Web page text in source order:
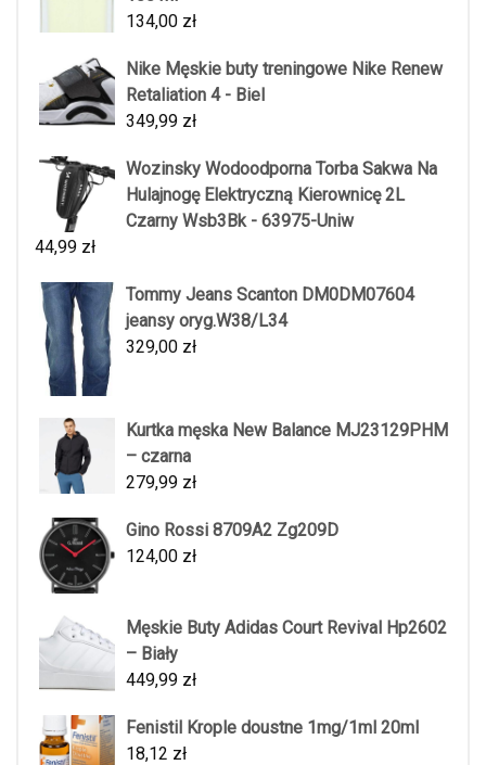
134,00 zł
Nike Męskie buty treningowe Nike Renew
Retaliation 4 - Biel
349,99 zł
Wozinsky Wodoodporna Torba Sakwa Na
Hulajnogę Elektryczną Kierownicę 2L
Czarny Wsb3Bk - 63975-Uniw
44,99 zł
Tommy Jeans Scanton DM0DM07604
jeansy oryg.W38/L34
329,00 zł
Kurtka męska New Balance MJ23129PHM
– czarna
279,99 zł
Gino Rossi 8709A2 Zg209D
124,00 zł
Męskie Buty Adidas Court Revival Hp2602
– Biały
449,99 zł
Fenistil Krople doustne 1mg/1ml 20ml
18,12 zł